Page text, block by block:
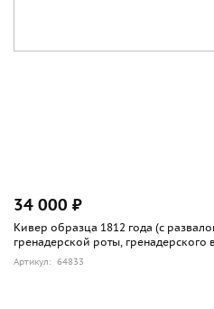
34 000 ₽
Кивер образца 1812 года (с
гренадерской роты, гренадерского
Артикул: 64833